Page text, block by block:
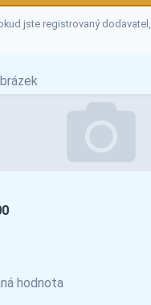
hodnota
jste registrovaný dodavatel,